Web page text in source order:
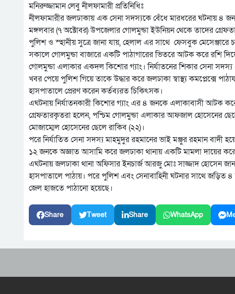
মনিরুজ্জামান লেবু নীলফামারী প্রতিনিধিঃ
নীলফামারীর জলঢাকায় এক সেনা সদস্যকে বেঁধে মারধরের ঘটনায় ৪
মঙ্গলবার (৭ অক্টোবর) উপজেলার গোলমুন্ডা ইউনিয়ন থেকে তাদের
পুলিশ ও স্হানীয় সুত্রে জানা যায়, হেলাল এর সাথে ফেসবুক মেসেঞ্জারে
সকালে গোলমুন্ডা বাজারে একটি পাঠাগারের ভিতরে আটক করে রশি
গোলমুন্ডা এলাকার একদল কিশোর গ্যাং। নির্যাতনের শিকার সেনা
খবর পেয়ে পুলিশ গিয়ে তাকে উদ্ধার করে জলঢাকা স্বাস্থ্য কমপ্লেক্সে
হাসপাতালে প্রেরণ করেন কর্তব্যরত চিকিৎসক।
এঘটনায় নির্যাতনকারী কিশোর গ্যাং এর ৪ জনকে এলাকাবাসী আটক
গ্রেফতারকৃতরা হলেন, পশ্চিম গোলমুন্ডা এলাকার আফজাল হোসেনের
মোজাম্মেল হোসেনের ছেলে রাকিব (২২)।
পরে নির্যাতিত সেনা সদস্য মাহমুদুর রহমানের ভাই মঞ্জুর রহমান বাদী
১২ জনকে অজ্ঞাত আসামি করে জলঢাকা থানায় একটি মামলা দায়ের
এঘটনায় জলঢাকা থানা অফিসার ইনচার্জ আরজু মোঃ সাজ্জাদ হোসেন
হাসপাতালে পাঠায়। পরে পুলিশ এবং সেনাবাহিনী ঘটনার সাথে
জেল হাজতে পাঠানো হয়েছে।
Share Tweet Share WhatsApp